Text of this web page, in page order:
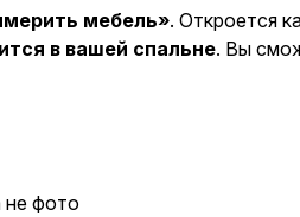
мебель». Откроется
в вашей спальне. Вы
фото